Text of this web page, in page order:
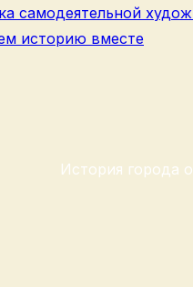
самодеятельной
историю вместе
История города